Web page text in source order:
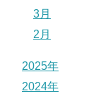
3月
2月
2025年
2024年